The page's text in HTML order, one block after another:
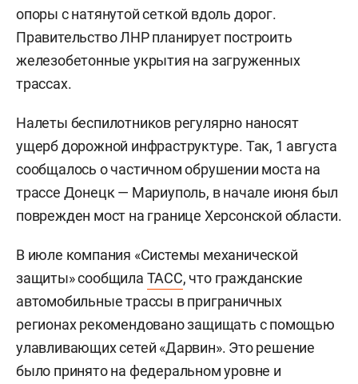
опоры с натянутой сеткой вдоль дорог.
Правительство ЛНР планирует построить
железобетонные укрытия на загруженных
трассах.
Налеты беспилотников регулярно наносят
ущерб дорожной инфраструктуре. Так, 1 августа
сообщалось о частичном обрушении моста на
трассе Донецк — Мариуполь, в начале июня был
поврежден мост на границе Херсонской области.
В июле компания «Системы механической
защиты» сообщила ТАСС, что гражданские
автомобильные трассы в приграничных
регионах рекомендовано защищать с помощью
улавливающих сетей «Дарвин». Это решение
было принято на федеральном уровне и